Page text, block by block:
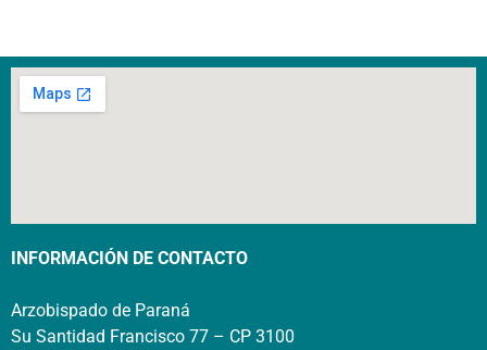
INFORMACIÓN DE CONTACTO
Arzobispado de Paraná
Su Santidad Francisco 77 – CP 3100